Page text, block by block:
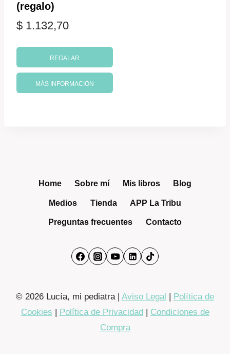
(regalo)
$ 1.132,70
REGALAR
MÁS INFORMACIÓN
Home Sobre mí Mis libros Blog
Medios Tienda APP La Tribu
Preguntas frecuentes Contacto
© 2026 Lucía, mi pediatra | Aviso Legal | Política de
Cookies | Política de Privacidad| Condiciones de
Compra